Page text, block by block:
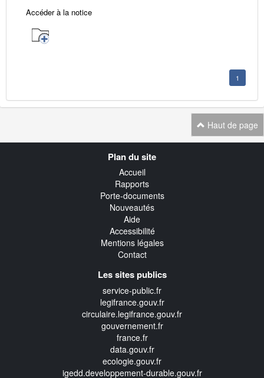
Accéder à la notice
1
Haut de page
Plan du site
Accueil
Rapports
Porte-documents
Nouveautés
Aide
Accessibilité
Mentions légales
Contact
Les sites publics
service-public.fr
legifrance.gouv.fr
circulaire.legifrance.gouv.fr
gouvernement.fr
france.fr
data.gouv.fr
ecologie.gouv.fr
igedd.developpement-durable.gouv.fr